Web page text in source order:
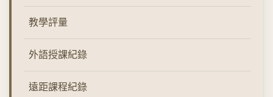
教學評量
外語授課紀錄
遠距課程紀錄